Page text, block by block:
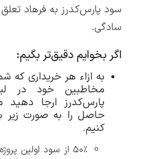
سود پارس‌کدرز به فرهاد
سادگی.
اگر بخوایم دقیق‌تر بگیم:
به ازاء هر خریداری که
مخاطبین خود در
پارس‌کدرز ارجا
حاصل را به صورت
کنیم.
۵۰٪ از سود اولین